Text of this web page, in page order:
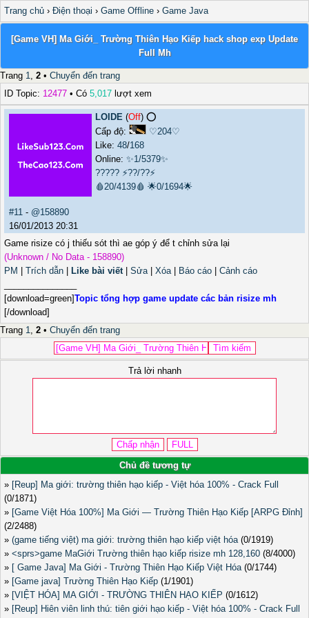
Trang chủ › Điện thoại › Game Offline › Game Java
[Game VH] Ma Giới_ Trường Thiên Hạo Kiếp hack shop exp Update
Full Mh
Trang 1, 2 • Chuyển đến trang
ID Topic: 12477 • Có 5,017 lượt xem
LOIDE (Off) ⭕️
Cấp độ:
♡204♡
Like: 48/168
Online: ✨1/5379✨
????? ⚡??/??⚡
🩸20/4139🩸 🌟0/1694🌟
#11 - @158890
16/01/2013 20:31
Game risize có j thiếu sót thì ae góp ý để t chỉnh sửa lại
(Unknown / No Data - 158890)
PM
Trích dẫn Like bài viết| Sửa| Xóa| Báo cáo
Cảnh cáo
[download=green]Topic tổng hợp game update các bản risize mh
[/download]
Trang 1, 2 • Chuyển đến trang
Trả lời nhanh
Chủ đề tương tự
» [Reup] Ma giới: trường thiên hạo kiếp - Việt hóa 100% - Crack Full
(0/1871)
» [Game Việt Hóa 100%] Ma Giới — Trường Thiên Hạo Kiếp [ARPG Đỉnh]
(2/2488)
» (game tiếng việt) ma giới: trường thiên hạo kiếp việt hóa(0/1919)
» <sprs>game MaGiới Trường thiên hạo kiếp risize mh 128,160 (8/4000)
» [ Game Java] Ma Giới - Trường Thiên Hạo Kiếp Việt Hóa(0/1744)
» [Game java] Trường Thiên Hạo Kiếp (1/1901)
» [VIỆT HÓA] MA GIỚI - TRƯỜNG THIÊN HẠO KIẾP (0/1612)
» [Reup] Hiên viên linh thú: tiên giới hạo kiếp - Việt hóa 100% - Crack Full